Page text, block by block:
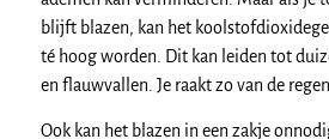
blijft blazen, kan het
té hoog worden. Dit kan leiden tot
en flauwvallen. Je raakt zo van de
Ook kan het blazen in een zakje